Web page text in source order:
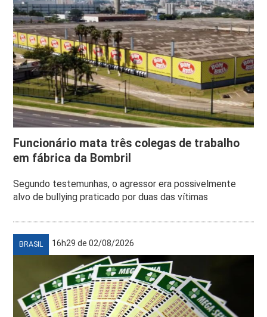
Funcionário mata três colegas de trabalho
em fábrica da Bombril
Segundo testemunhas, o agressor era possivelmente
alvo de bullying praticado por duas das vítimas
BRASIL 16h29 de 02/08/2026